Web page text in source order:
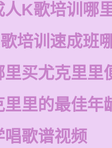
人K歌培训哪
培训速成班
里买尤克里里
里里的最佳年
唱歌谱视频